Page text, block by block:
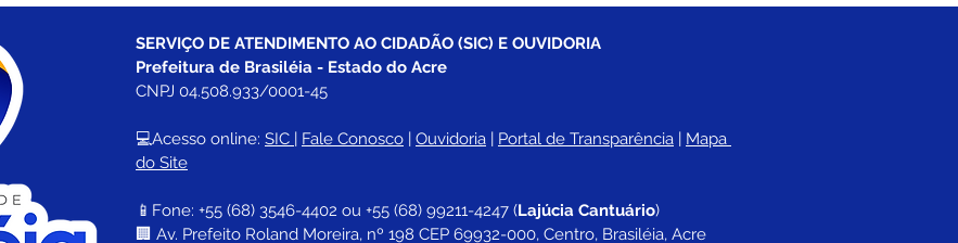
SERVIÇO DE ATENDIMENTO AO CIDADÃO (SIC) E OUVIDORIA
Prefeitura de Brasiléia - Estado do Acre
CNPJ 04.508.933/0001-45
💻Acesso online: SIC | Fale Conosco | Ouvidoria | Portal de Transparência | Mapa
do Site
📱Fone: +55 (68) 3546-4402 ou +55 (68) 99211-4247 (Lajúcia Cantuário)
🏢 Av. Prefeito Roland Moreira, nº 198 CEP 69932-000, Centro, Brasiléia, Acre